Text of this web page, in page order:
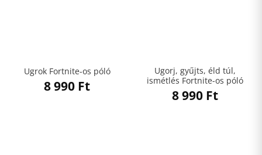
Ugrok Fortnite-os póló
8 990 Ft
Ugorj, gyűjts, éld túl,
ismétlés Fortnite-os póló
8 990 Ft